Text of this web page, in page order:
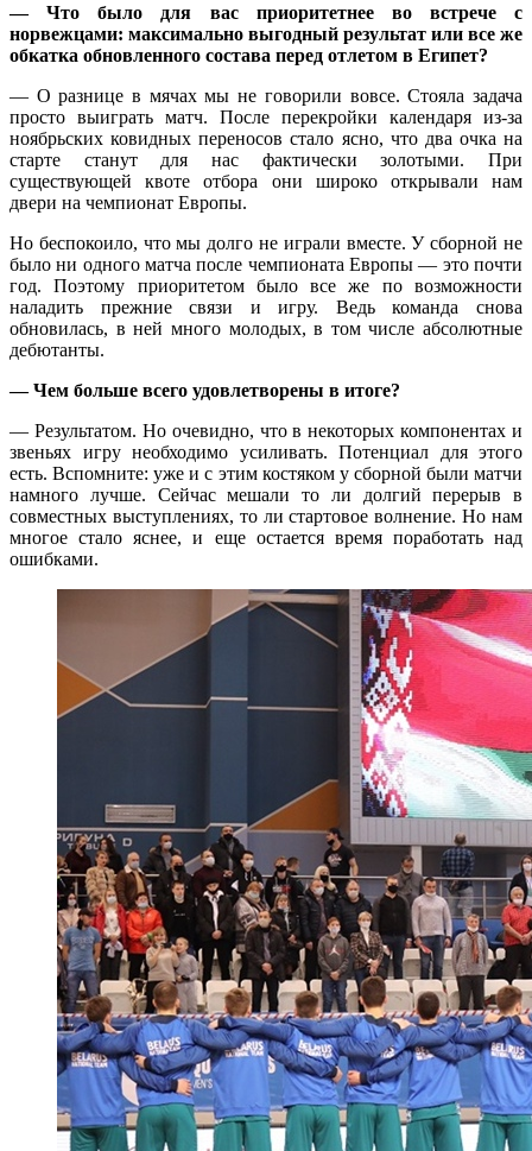
— Что было для вас приоритетнее во встрече с
норвежцами: максимально выгодный результат или все же
обкатка обновленного состава перед отлетом в Египет?
— О разнице в мячах мы не говорили вовсе. Стояла задача
просто выиграть матч. После перекройки календаря из-за
ноябрьских ковидных переносов стало ясно, что два очка на
старте станут для нас фактически золотыми. При
существующей квоте отбора они широко открывали нам
двери на чемпионат Европы.
Но беспокоило, что мы долго не играли вместе. У сборной не
было ни одного матча после чемпионата Европы — это почти
год. Поэтому приоритетом было все же по возможности
наладить прежние связи и игру. Ведь команда снова
обновилась, в ней много молодых, в том числе абсолютные
дебютанты.
— Чем больше всего удовлетворены в итоге?
— Результатом. Но очевидно, что в некоторых компонентах и
звеньях игру необходимо усиливать. Потенциал для этого
есть. Вспомните: уже и с этим костяком у сборной были матчи
намного лучше. Сейчас мешали то ли долгий перерыв в
совместных выступлениях, то ли стартовое волнение. Но нам
многое стало яснее, и еще остается время поработать над
ошибками.